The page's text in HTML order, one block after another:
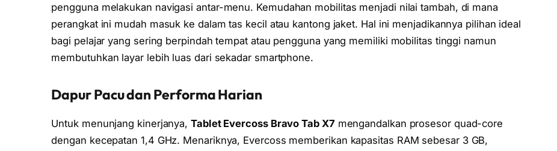
pengguna melakukan navigasi antar-menu. Kemudahan mobilitas menjadi nilai tambah, di mana
perangkat ini mudah masuk ke dalam tas kecil atau kantong jaket. Hal ini menjadikannya pilihan ideal
bagi pelajar yang sering berpindah tempat atau pengguna yang memiliki mobilitas tinggi namun
membutuhkan layar lebih luas dari sekadar smartphone.
Dapur Pacu dan Performa Harian
Untuk menunjang kinerjanya,Tablet Evercoss Bravo Tab X7 mengandalkan prosesor quad-core
dengan kecepatan 1,4 GHz. Menariknya, Evercoss memberikan kapasitas RAM sebesar 3 GB,